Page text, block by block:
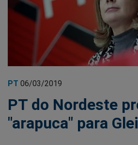
PT 06/03/2019
PT do Nordeste
"arapuca" para